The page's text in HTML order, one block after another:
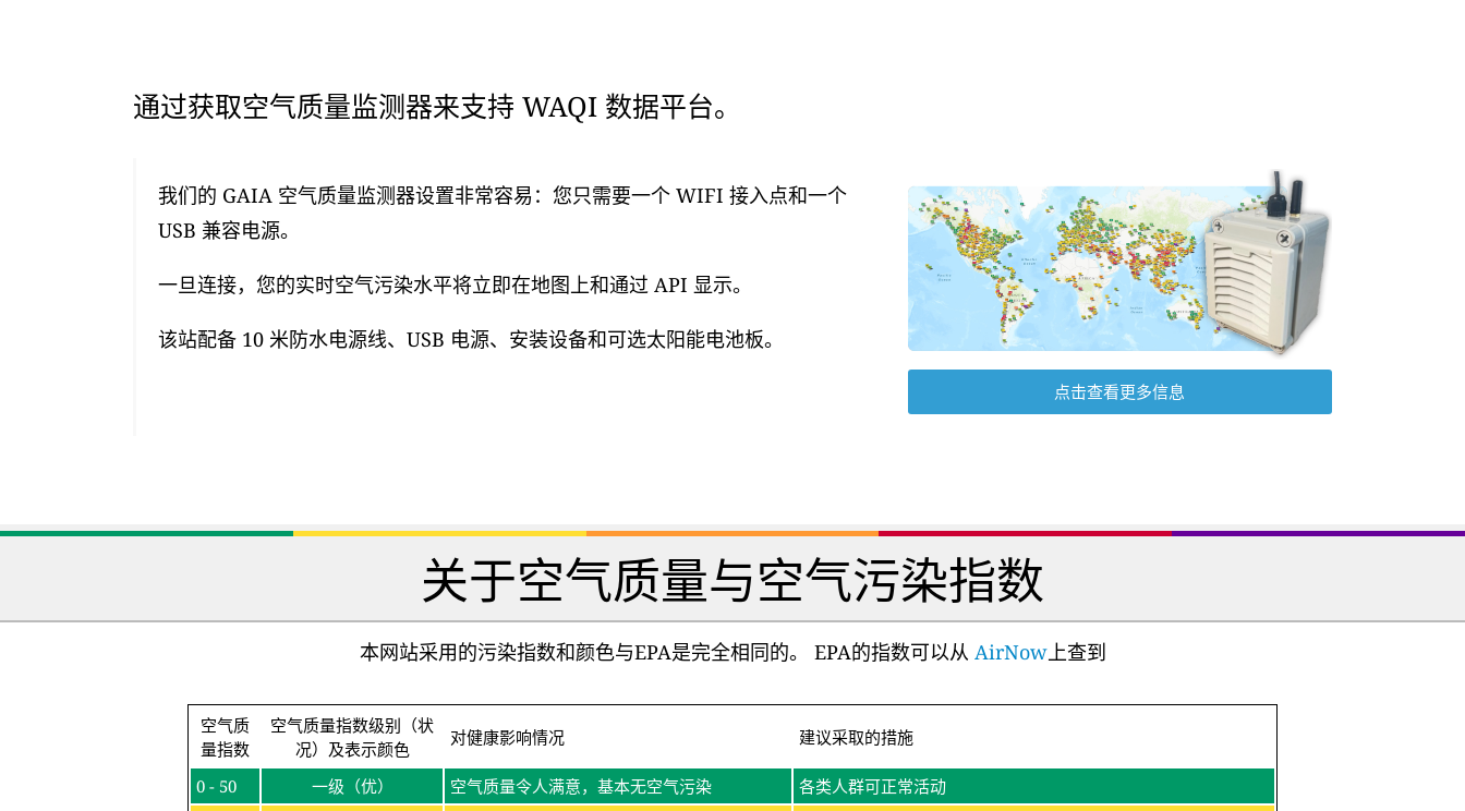
通过获取空气质量监测器来支持 WAQI 数据平台。
我们的 GAIA 空气质量监测器设置非常容易：您只需要一个 WIFI 接入点和一个
USB 兼容电源。
一旦连接，您的实时空气污染水平将立即在地图上和通过 API 显示。
该站配备 10 米防水电源线、USB 电源、安装设备和可选太阳能电池板。
点击查看更多信息
关于空气质量与空气污染指数
本网站采用的污染指数和颜色与EPA是完全相同的。 EPA的指数可以从 AirNow上查到
空气质
量指数
空气质量指数级别（状
况）及表示颜色
对健康影响情况 建议采取的措施
0 - 50 一级（优） 空气质量令人满意，基本无空气污染 各类人群可正常活动